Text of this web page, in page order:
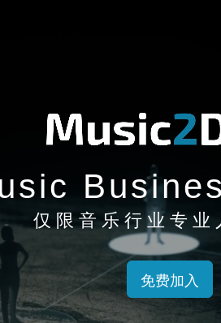
仅限音乐行业专业
免费加入